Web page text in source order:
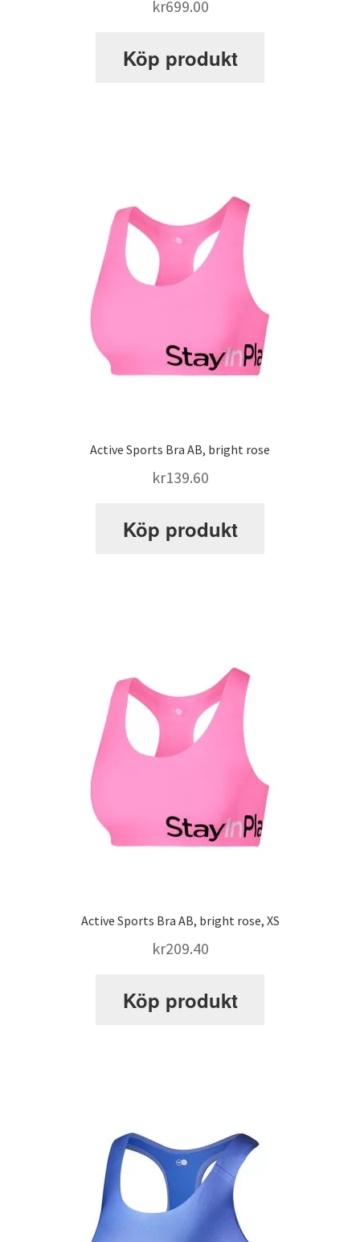
kr699.00
Köp produkt
Active Sports Bra AB, bright rose
kr139.60
Köp produkt
Active Sports Bra AB, bright rose, XS
kr209.40
Köp produkt